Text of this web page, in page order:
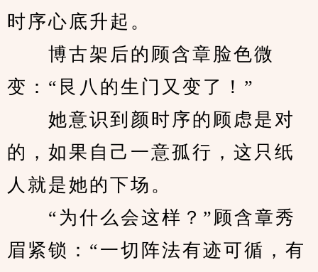
时序心底升起。
博古架后的顾含章脸色微
变：“艮八的生门又变了！”
她意识到颜时序的顾虑是对
的，如果自己一意孤行，这只纸
人就是她的下场。
“为什么会这样？”顾含章秀
眉紧锁：“一切阵法有迹可循，有